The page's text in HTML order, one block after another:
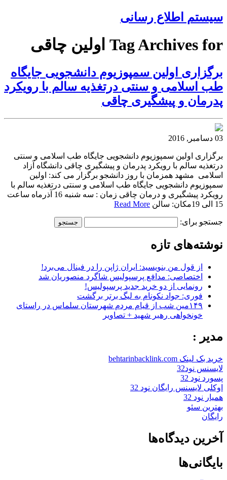
سیستم اطلاع رسانی
Tag Archives for اولین چاقی
برگزاری اولین سمپوزیوم دانشجویی جایگاه
طب اسلامی و سنتی درتغذیه سالم با رویکرد
پدرمان و پیشگیری چاقی
03 دسامبر, 2016
برگزاری اولین سمپوزیوم دانشجویی جایگاه طب اسلامی و سنتی
درتغذیه سالم با رویکرد پدرمان و پیشگیری چاقی دانشگاه آزاد
اسلامی مشهد همزمان با روز دانشجو برگزار می کند: اولین
سمپوزیوم دانشجویی جایگاه طب اسلامی و سنتی درتغذیه سالم با
رویکرد پیشگیری و درمان چاقی زمان : سه شنبه 16 آذرماه ساعت
15 الی 19مکان: سالن
Read More
جستجو برای:
نوشته‌های تازه
از قول من بنویسید: ایران ژاپن را در فینال می‌برد!
اختصاصی: مدافع پرسپولیس شاگرد منصوریان شد
رونمایی از دو خرید جدید پرسپولیس!
فوری: جواد نکونام به لیگ برتر برگشت
۱۴۹مین شب از قیام مردم شهرستان سلماس در راستای
خونخواهی رهبر شهید + تصاویر
مدیر :
خرید بک لینک behtarinbacklink.com
لایسنس نود32
پسورد نود 32
اوکلی لایسنس رایگان نود 32
همیار نود 32
بهترین سئو
رایگان
آخرین دیدگاه‌ها
بایگانی‌ها